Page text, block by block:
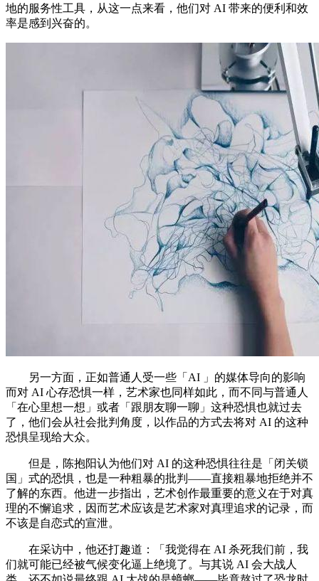
地的服务性工具，从这一点来看，他们对 AI 带来的便利和效
率是感到兴奋的。
另一方面，正如普通人受一些「AI 」的媒体导向的影响
而对 AI 心存恐惧一样，艺术家也同样如此，而不同与普通人
「在心里想一想」或者「跟朋友聊一聊」这种恐惧也就过去
了，他们会从社会批判角度，以作品的方式去将对 AI 的这种
恐惧呈现给大众。
但是，陈抱阳认为他们对 AI 的这种恐惧往往是「闭关锁
国」式的恐惧，也是一种粗暴的批判——直接粗暴地拒绝并不
了解的东西。他进一步指出，艺术创作最重要的意义在于对真
理的不懈追求，因而艺术应该是艺术家对真理追求的记录，而
不该是自恋式的宣泄。
在采访中，他还打趣道：「我觉得在 AI 杀死我们前，我
们就可能已经被气候变化逼上绝境了。与其说 AI 会大战人